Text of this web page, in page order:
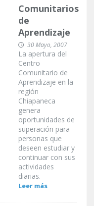
Comunitarios
de
Aprendizaje
30 Mayo, 2007
La apertura del
Centro
Comunitario de
Aprendizaje en la
región
Chiapaneca
genera
oportunidades de
superación para
personas que
deseen estudiar y
continuar con sus
actividades
diarias.
Leer más